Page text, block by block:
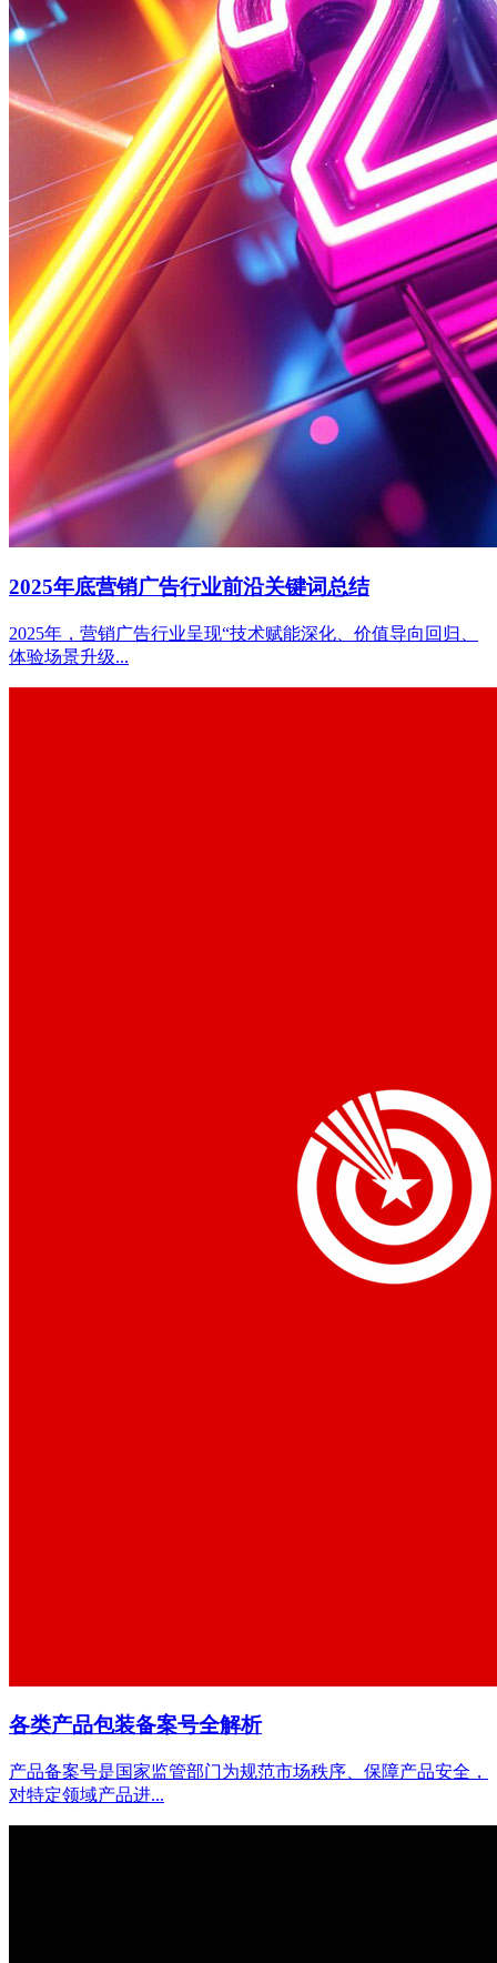
2025年底营销广告行业前沿关键词总结
2025年，营销广告行业呈现“技术赋能深化、价值导向回归、
体验场景升级...
各类产品包装备案号全解析
产品备案号是国家监管部门为规范市场秩序、保障产品安全，
对特定领域产品进...